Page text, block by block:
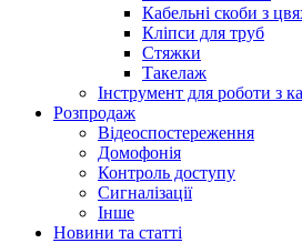
Кабельні скоби з
Кліпси для труб
Стяжки
Такелаж
Інструмент для роботи з
Розпродаж
Відеоспостереження
Домофонія
Контроль доступу
Сигналізації
Інше
Новини та статті